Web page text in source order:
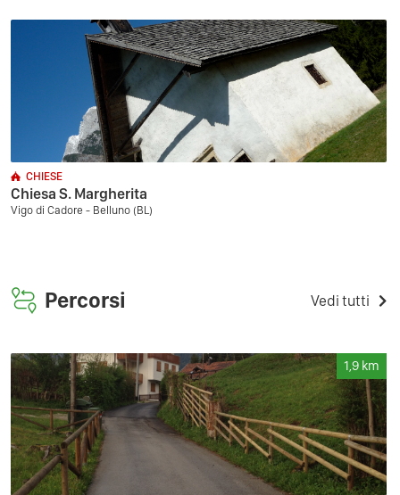
CHIESE
Chiesa S. Margherita
Vigo di Cadore - Belluno (BL)
Percorsi Vedi tutti
1,9 km